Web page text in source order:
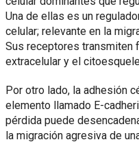
Una de ellas es un
celular; relevante en la
Sus receptores transmiten
extracelular y el
Por otro lado, la adhesión
elemento llamado E-
pérdida puede
la migración agresiva de